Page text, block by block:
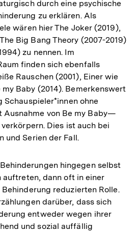
durch eine psychische
zu erklären. Als
wären hier The Joker (2019),
Big Bang Theory (2007-2019)
zu nennen. Im
finden sich ebenfalls
Rauschen (2001), Einer wie
my Baby (2014). Bemerkenswert
Schauspieler*innen ohne
von Be my Baby—
Dies ist auch bei
und Serien der Fall.
hingegen selbst
auftreten, dann oft in einer
reduzierten Rolle.
darüber, dass sich
entweder wegen ihrer
und sozial auffällig